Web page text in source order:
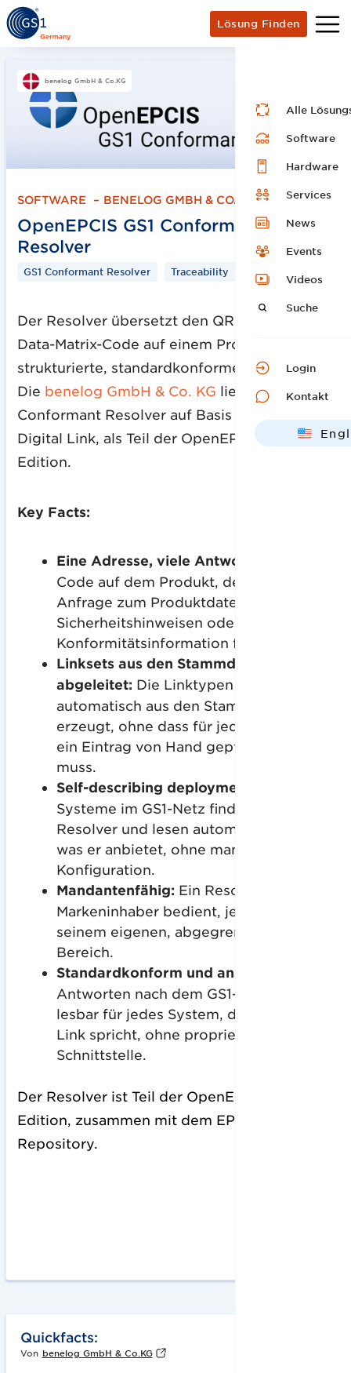
Lösung Finden
Alle
Software
Hardware
Services
News
Events
Videos
Suche
Login
Kontakt
benelog GmbH & Co.KG
SOFTWARE – BENELOG GMBH & CO.KG
OpenEPCIS GS1 Conformant
Resolver
GS1 Conformant Resolver Traceability
Der Resolver übersetzt den QR-Code oder
Data-Matrix-Code auf einem Produkt in
strukturierte, standardkonforme Antworten.
Die benelog GmbH & Co. KG liefert einen GS1
Conformant Resolver auf Basis von GS1
Digital Link, als Teil der OpenEPCIS Business
Edition.
Key Facts:
Eine Adresse, viele Antworten:
Code auf dem Produkt, der je nach
Anfrage zum Produktdatenblatt, zu
Sicherheitshinweisen oder zur
Konformitätsinformation führt.
Linksets aus den Stammdaten
abgeleitet: Die Linktypen werden
automatisch aus den Stammdaten
erzeugt, ohne dass für jedes Produkt
ein Eintrag von Hand gepflegt werden
muss.
Self-describing deployment:
Systeme im GS1-Netz finden den
Resolver und lesen automatisch aus,
was er anbietet, ohne manuelle
Konfiguration.
Mandantenfähig: Ein Resolver, der viele
Markeninhaber bedient, jeder mit
seinem eigenen, abgegrenzten
Bereich.
Standardkonform und anschlussfähig:
Antworten nach dem GS1-Standard,
lesbar für jedes System, das GS1 Digital
Link spricht, ohne proprietäre
Schnittstelle.
Der Resolver ist Teil der OpenEPCIS
Edition, zusammen mit dem EPCIS-2.0-
Repository.
Quickfacts:
Von benelog GmbH & Co.KG